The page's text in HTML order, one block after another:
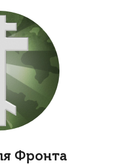
Фронта